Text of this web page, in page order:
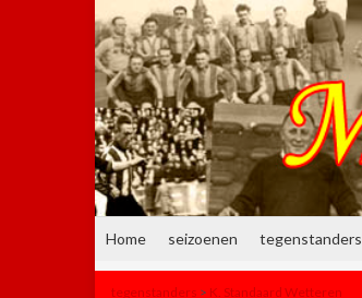
Home seizoenen tegenstanders
tegenstanders > K. Standaard Wetteren